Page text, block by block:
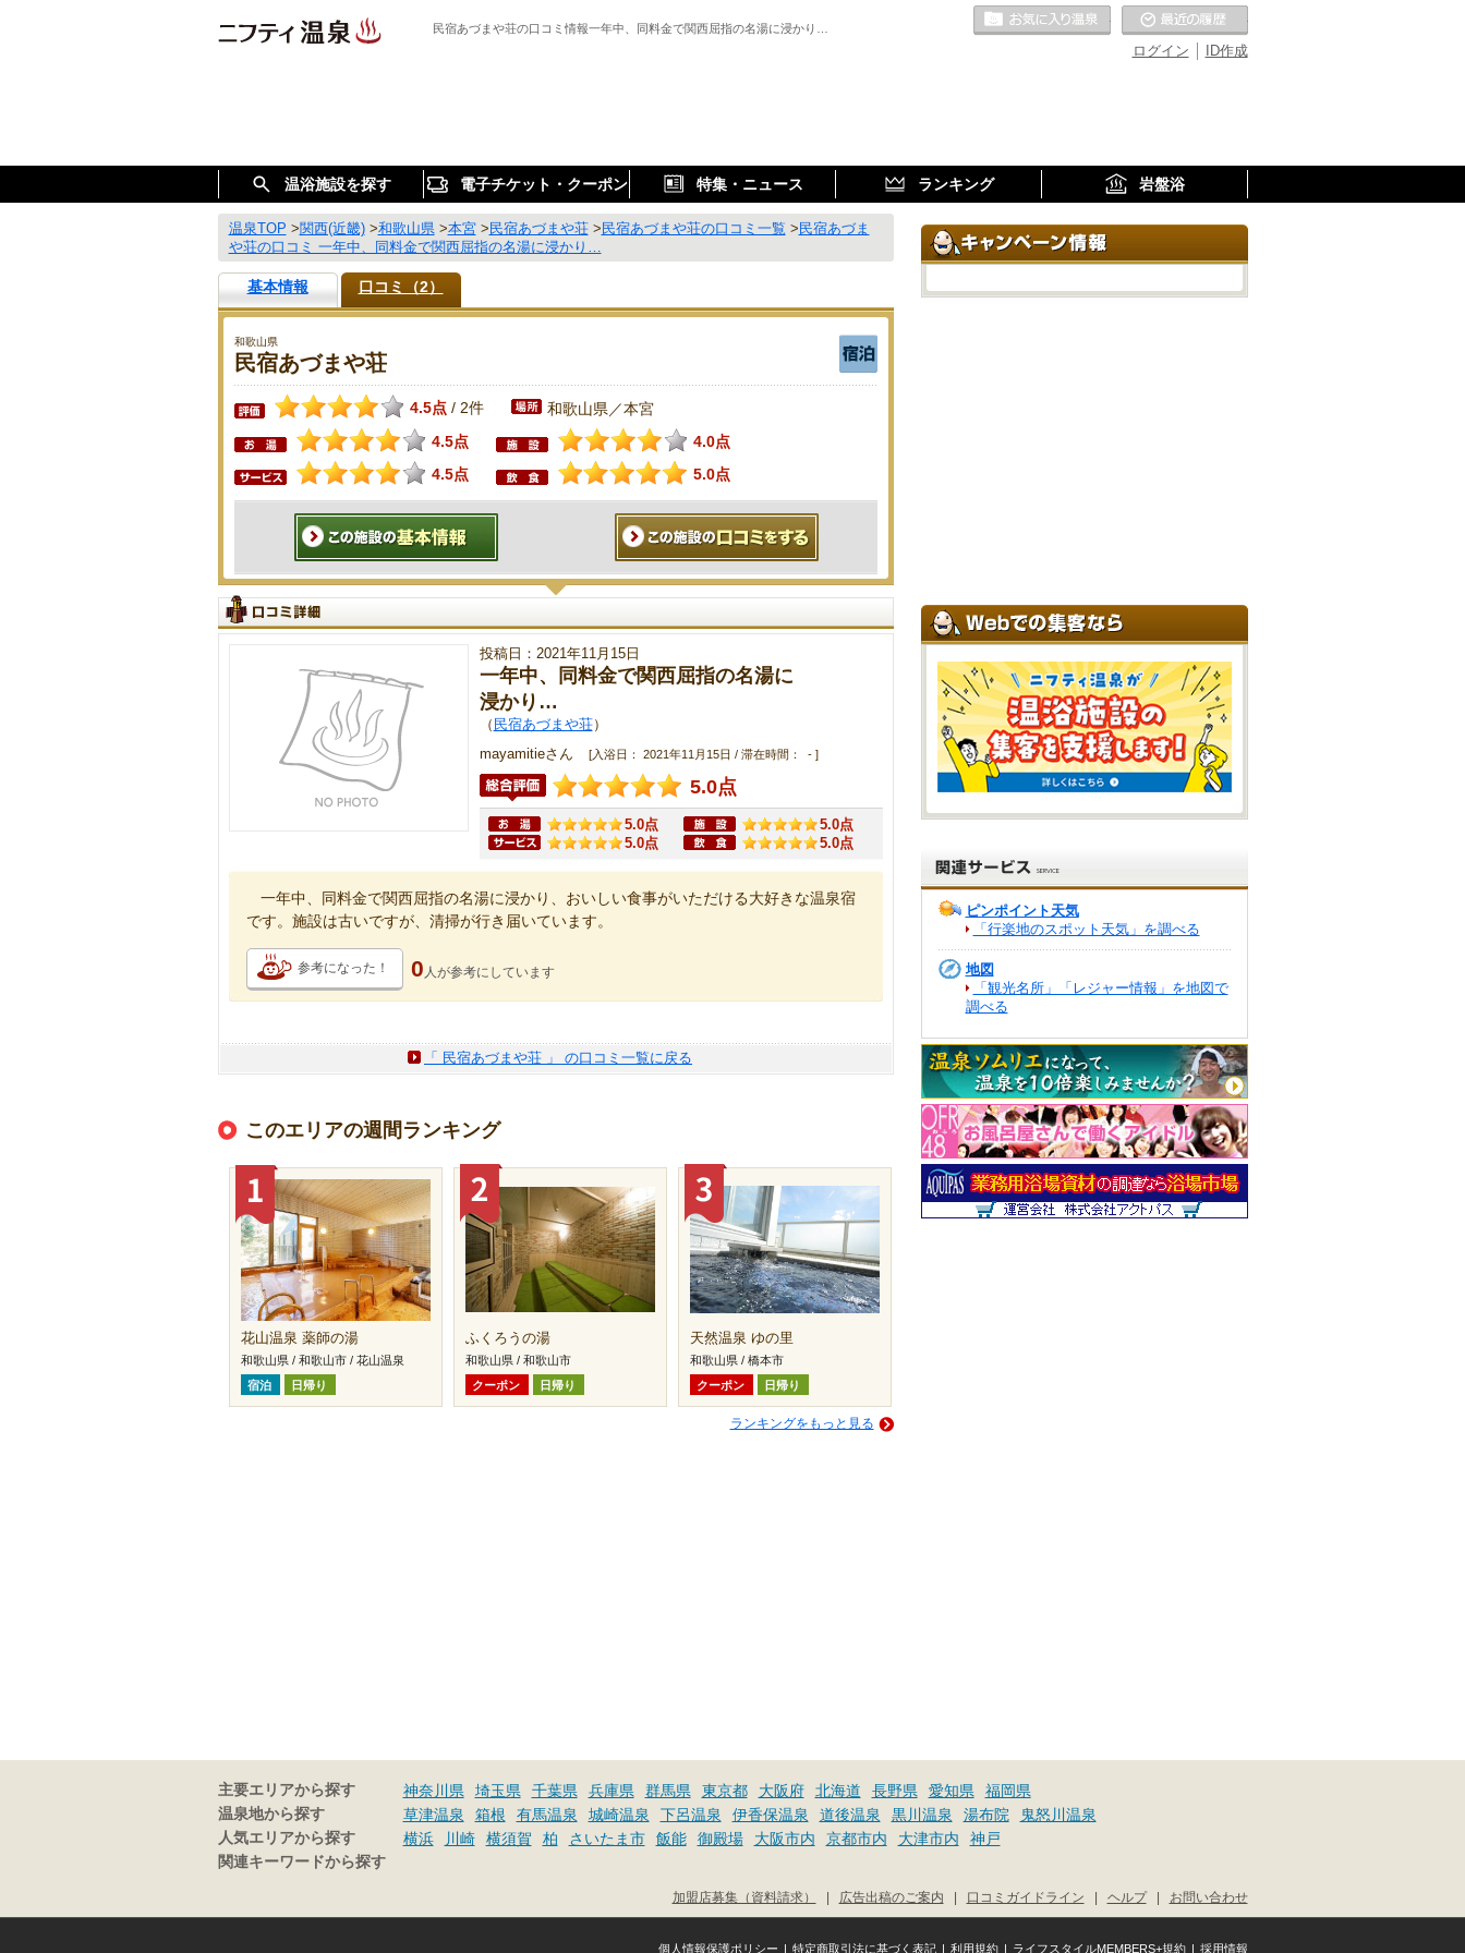
民宿あづまや荘の口コミ情報一年中、同料金で関西屈指の名湯に浸かり…
ID作成
ログイン
お気に入りの温泉
温浴施設を探す 電子チケット・クーポン 特集・ニュース ランキング 岩盤浴
温泉TOP >関西(近畿)>和歌山県>本宮> 民宿あづまや荘> 民宿あづまや荘の口コミ一覧 > 民宿あづま
や荘の口コミ 一年中、同料金で関西屈指の名湯に浸かり…
基本情報 口コミ（2）
和歌山県
民宿あづまや荘
4.5点 / 2件 和歌山県／本宮
4.5点
4.0点
4.5点
5.0点
投稿日：2021年11月15日
一年中、同料金で関西屈指の名湯に
浸かり…
（ 民宿あづまや荘）
mayamitieさん
[入浴日： 2021年11月15日 / 滞在時間： - ]
5.0点
5.0点
5.0点
5.0点
5.0点
一年中、同料金で関西屈指の名湯に浸かり、おいしい食事がいただける大好きな温泉宿
です。施設は古いですが、清掃が行き届いています。
参考になった！ 0 人が参考にしています
「 民宿あづまや荘 」 の口コミ一覧に戻る
このエリアの週間ランキング
花山温泉 薬師の湯
和歌山県 / 和歌山市 / 花山温泉
宿泊
日帰り
ふくろうの湯
和歌山県 / 和歌山市
クーポン
日帰り
天然温泉 ゆの里
和歌山県 / 橋本市
クーポン
日帰り
ランキングをもっと見る
ピンポイント天気
「行楽地のスポット天気」を調べる
地図
「観光名所」「レジャー情報」を地図で
調べる
主要エリアから探す 神奈川県 埼玉県 千葉県 兵庫県 群馬県 東京都 大阪府 北海道 長野県 愛知県 福岡県
温泉地から探す 草津温泉 箱根 有馬温泉 城崎温泉 下呂温泉 伊香保温泉 道後温泉 黒川温泉 湯布院 鬼怒川温泉
人気エリアから探す 横浜 川崎 横須賀 柏 さいたま市 飯能 御殿場 大阪市内 京都市内 大津市内 神戸
関連キーワードから探す
お問い合わせ
|
ヘルプ
|
口コミガイドライン
|
広告出稿のご案内
|
加盟店募集（資料請求）
採用情報
|
ライフスタイルMEMBERS+規約
|
利用規約
|
特定商取引法に基づく表記
|
個人情報保護ポリシー